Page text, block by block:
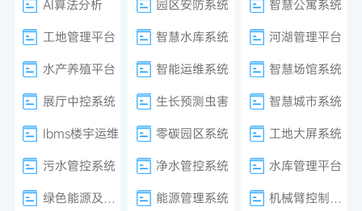
AI算法分析
园区安防系统
智慧公寓系统
工地管理平台
智慧水库系统
河湖管理平台
水产养殖平台
智能运维系统
智慧场馆系统
展厅中控系统
生长预测虫害
智慧城市系统
Ibms楼宇运维
零碳园区系统
工地大屏系统
污水管控系统
净水管控系统
水库管理平台
绿色能源及减排系统
能源管理系统
机械臂控制系统